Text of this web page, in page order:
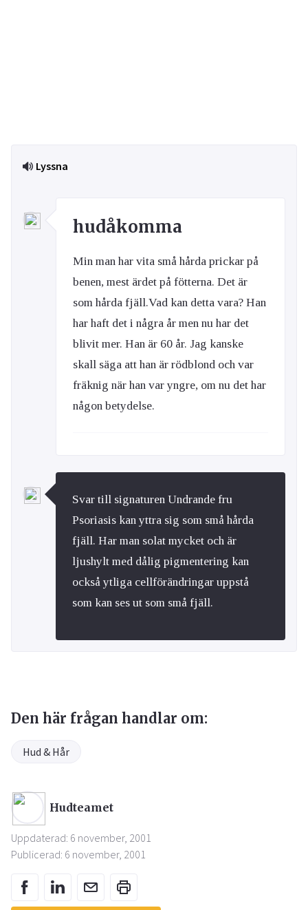
Lyssna
hudåkomma
Min man har vita små hårda prickar på
benen, mest ärdet på fötterna. Det är
som hårda fjäll.Vad kan detta vara? Han
har haft det i några år men nu har det
blivit mer. Han är 60 år. Jag kanske
skall säga att han är rödblond och var
fräknig när han var yngre, om nu det har
någon betydelse.
Svar till signaturen Undrande fru
Psoriasis kan yttra sig som små hårda
fjäll. Har man solat mycket och är
ljushylt med dålig pigmentering kan
också ytliga cellförändringar uppstå
som kan ses ut som små fjäll.
Den här frågan handlar om:
Hud & Hår
Hudteamet
Uppdaterad: 6 november, 2001
Publicerad: 6 november, 2001